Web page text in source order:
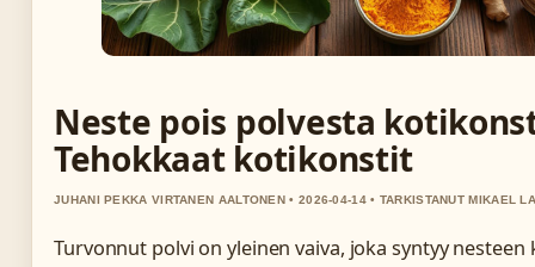
Neste pois polvesta
Tehokkaat kotikonstit
JUHANI PEKKA VIRTANEN AALTONEN • 2026-04-14 • TARKISTANUT MIKAEL
Turvonnut polvi on yleinen vaiva, joka syntyy nesteen